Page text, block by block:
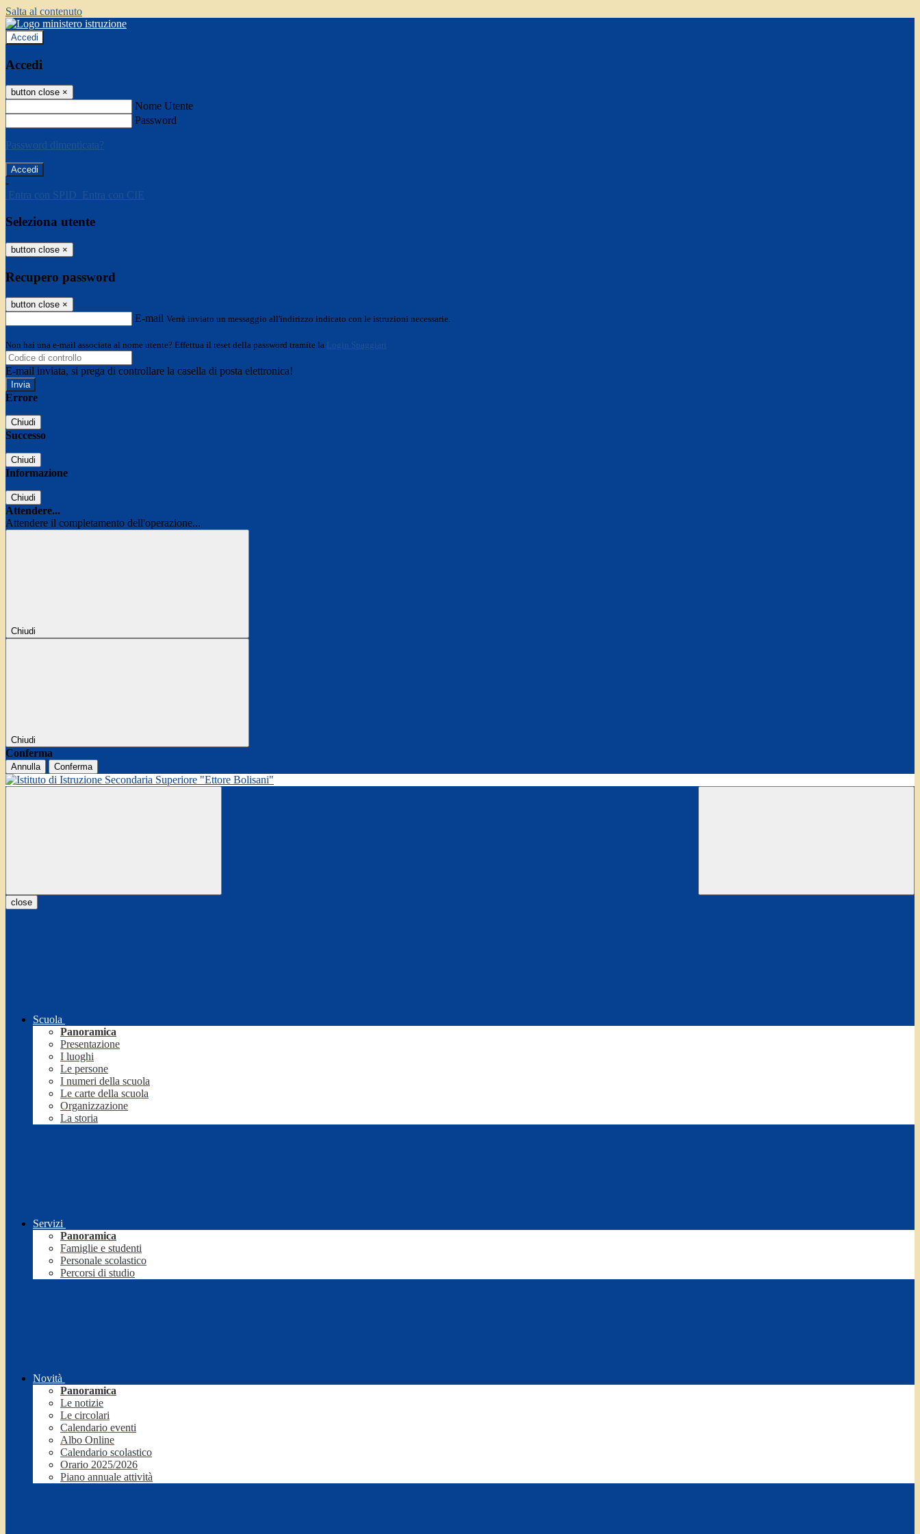
Salta al contenuto
Accedi
Accedi
button close ×
Nome Utente
Password
Password dimenticata?
-
Entra con SPID
Entra con CIE
Seleziona utente
button close ×
Recupero password
button close ×
E-mail Verrà inviato un messaggio all'indirizzo indicato con le istruzioni necessarie.
Non hai una e-mail associata al nome utente? Effettua il reset della password tramite la Login Spaggiari
E-mail inviata, si prega di controllare la casella di posta elettronica!
Errore
Chiudi
Successo
Chiudi
Informazione
Chiudi
Attendere...
Attendere il completamento dell'operazione...
Chiudi
Chiudi
Conferma
Annulla Conferma
close
Scuola
Panoramica
Presentazione
I luoghi
Le persone
I numeri della scuola
Le carte della scuola
Organizzazione
La storia
Servizi
Panoramica
Famiglie e studenti
Personale scolastico
Percorsi di studio
Novità
Panoramica
Le notizie
Le circolari
Calendario eventi
Albo Online
Calendario scolastico
Orario 2025/2026
Piano annuale attività